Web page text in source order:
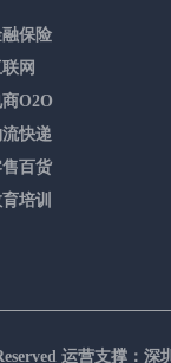
保险
网
商O2O
快递
百货
培训
运营支撑：深